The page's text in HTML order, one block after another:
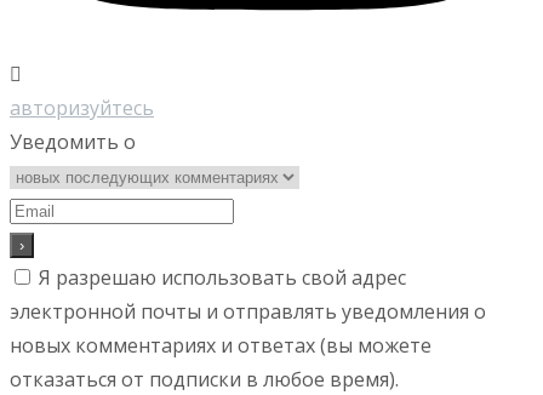
авторизуйтесь
Уведомить о
Я разрешаю использовать свой адрес
электронной почты и отправлять уведомления о
новых комментариях и ответах (вы можете
отказаться от подписки в любое время).